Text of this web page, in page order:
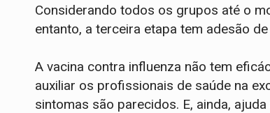
Considerando todos os grupos até o
entanto, a terceira etapa tem adesão
A vacina contra influenza não tem
auxiliar os profissionais de saúde na
sintomas são parecidos. E, ainda,